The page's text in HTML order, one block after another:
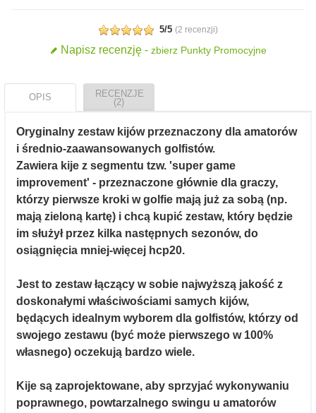
5/5 (2 recenzji)
Napisz recenzję - zbierz Punkty Promocyjne
OPIS
RECENZJE
(2)
Oryginalny zestaw kijów przeznaczony dla amatorów
i średnio-zaawansowanych golfistów.
Zawiera kije z segmentu tzw. 'super game
improvement' - przeznaczone głównie dla graczy,
którzy pierwsze kroki w golfie mają już za sobą (np.
mają zieloną kartę) i chcą kupić zestaw, który będzie
im służył przez kilka następnych sezonów, do
osiągnięcia mniej-więcej hcp20.
Jest to zestaw łączący w sobie najwyższą jakość z
doskonałymi właściwościami samych kijów,
będących idealnym wyborem dla golfistów, którzy od
swojego zestawu (być może pierwszego w 100%
własnego) oczekują bardzo wiele.
Kije są zaprojektowane, aby sprzyjać wykonywaniu
poprawnego, powtarzalnego swingu u amatorów